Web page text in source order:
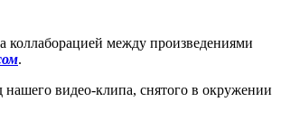
коллаборацией между произведениями
.
видео-клипа, снятого в окружении